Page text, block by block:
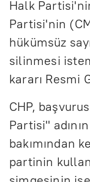
Halk
Partisi'nin
hükümsüz
silinmesi
kararı Resmi
CHP,
Partisi"
bakımından
partinin